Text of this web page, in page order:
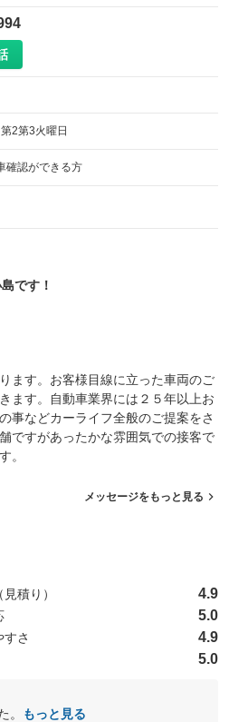
2第3火曜日
確認ができる方
です！
ます。お客様目線に立った車両のご
ます。自動車業界には２５年以上お
事などカーライフ全般のご提案をさ
ですがあったかな雰囲気での接客で
。
メッセージをもっと見る
点中）
積り） 4.9
5.0
さ 4.9
5.0
。 もっと見る